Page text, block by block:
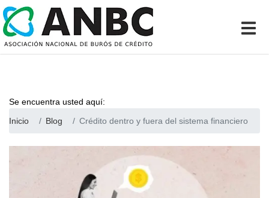
Se encuentra usted aquí:
Inicio
Blog Crédito dentro y fuera del sistema financiero